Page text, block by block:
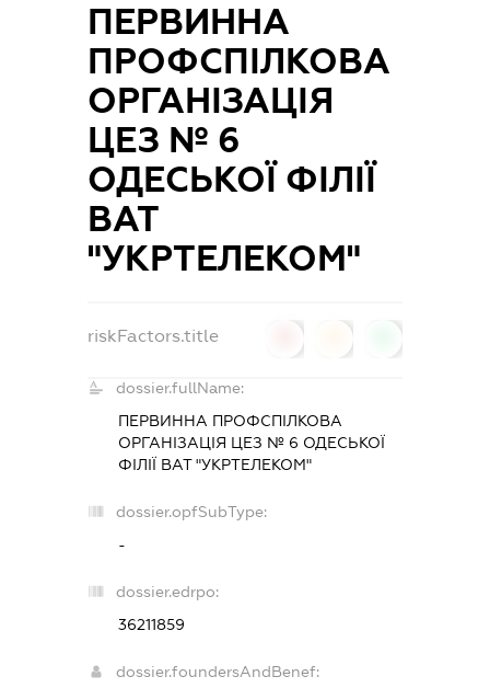
ПЕРВИННА
ПРОФСПІЛКОВА
ОРГАНІЗАЦІЯ
ЦЕЗ № 6
ОДЕСЬКОЇ ФІЛІЇ
ВАТ
"УКРТЕЛЕКОМ"
riskFactors.title
dossier.fullName:
ПЕРВИННА ПРОФСПІЛКОВА
ОРГАНІЗАЦІЯ ЦЕЗ № 6 ОДЕСЬКОЇ
ФІЛІЇ ВАТ "УКРТЕЛЕКОМ"
dossier.opfSubType:
-
dossier.edrpo:
36211859
dossier.foundersAndBenef: